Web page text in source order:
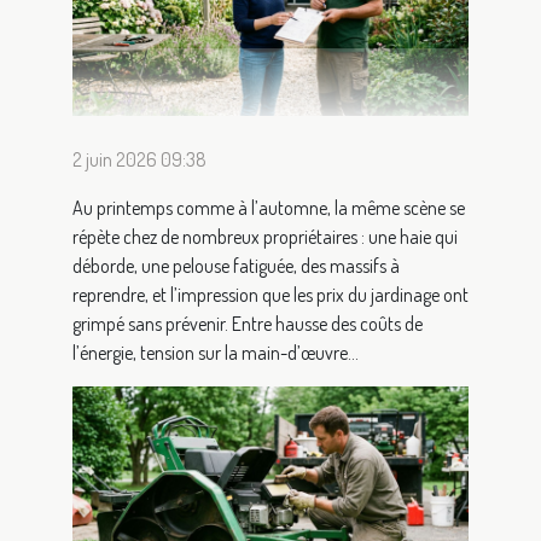
2 juin 2026 09:38
Au printemps comme à l’automne, la même scène se
répète chez de nombreux propriétaires : une haie qui
déborde, une pelouse fatiguée, des massifs à
reprendre, et l’impression que les prix du jardinage ont
grimpé sans prévenir. Entre hausse des coûts de
l’énergie, tension sur la main-d’œuvre...